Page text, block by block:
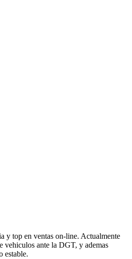
y top en ventas on-line. Actualmente
vehiculos ante la DGT, y ademas
estable.